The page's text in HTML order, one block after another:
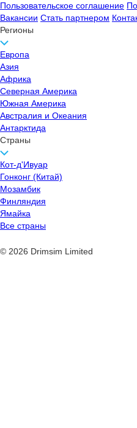
Пользовательское соглашение
Вакансии Стать партнером
Регионы
Европа
Азия
Африка
Северная Америка
Южная Америка
Австралия и Океания
Антарктида
Страны
Кот-д'Ивуар
Гонконг (Китай)
Мозамбик
Финляндия
Ямайка
Все страны
© 2026 Drimsim Limited